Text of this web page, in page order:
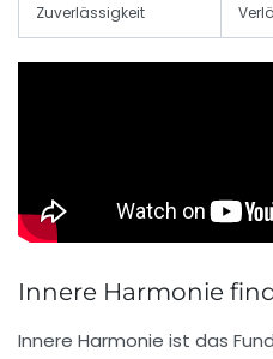
Zuverlässigkeit
Innere Harmonie
Innere Harmonie ist das